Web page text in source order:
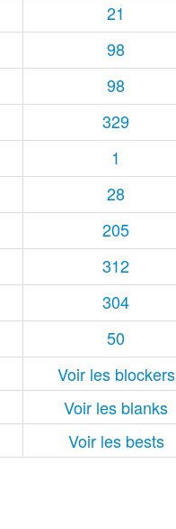
21
98
98
329
1
28
205
312
304
50
Voir les blockers
Voir les blanks
Voir les bests